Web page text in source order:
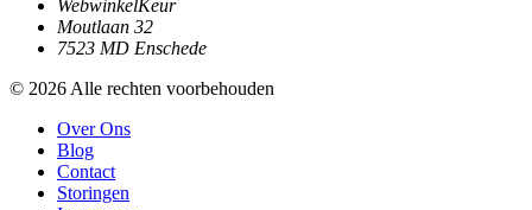
WebwinkelKeur
Moutlaan 32
7523 MD Enschede
© 2026 Alle rechten voorbehouden
Over Ons
Blog
Contact
Storingen